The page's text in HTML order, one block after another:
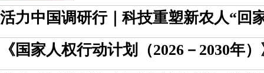
活力中国调研行｜科技重塑新农人“回
《国家人权行动计划（2026－2030年